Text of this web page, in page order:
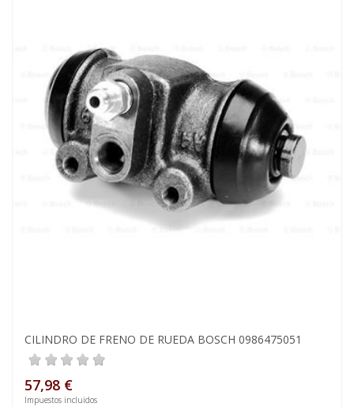
CILINDRO DE FRENO DE RUEDA BOSCH 0986475051
57,98 €
Impuestos incluidos